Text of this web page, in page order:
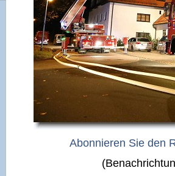
Abonnieren Sie den